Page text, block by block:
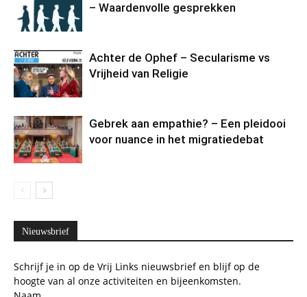
– Waardenvolle gesprekken
Achter de Ophef – Secularisme vs
Vrijheid van Religie
Gebrek aan empathie? – Een pleidooi
voor nuance in het migratiedebat
Nieuwsbrief
Schrijf je in op de Vrij Links nieuwsbrief en blijf op de
hoogte van al onze activiteiten en bijeenkomsten.